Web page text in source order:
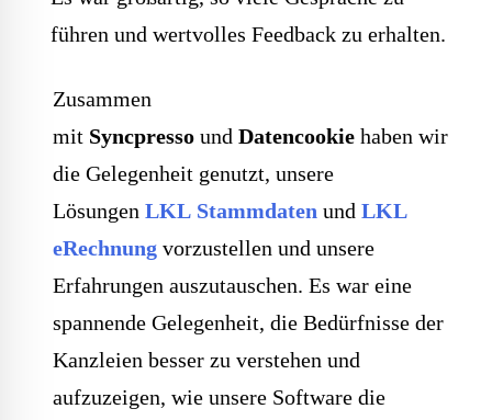
führen und wertvolles Feedback zu erhalten.
Zusammen
mit Syncpressound Datencookiehaben wir
die Gelegenheit genutzt, unsere
Lösungen LKL Stammdaten und LKL
eRechnungvorzustellen und unsere
Erfahrungen auszutauschen. Es war eine
spannende Gelegenheit, die Bedürfnisse der
Kanzleien besser zu verstehen und
aufzuzeigen, wie unsere Software die